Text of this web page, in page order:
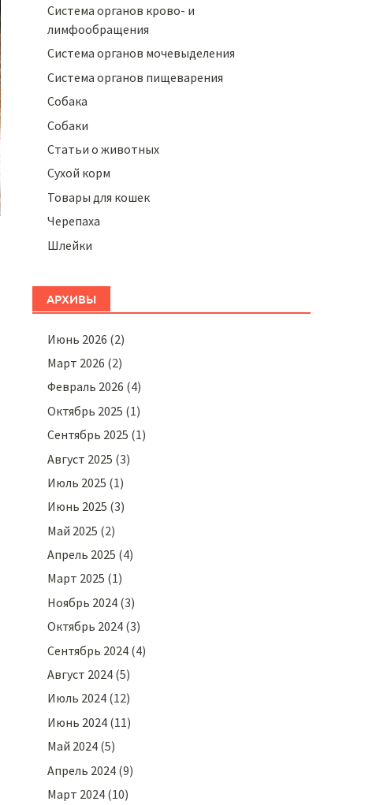
Система органов крово- и
лимфообращения
Система органов мочевыделения
Система органов пищеварения
Собака
Собаки
Статьи о животных
Сухой корм
Товары для кошек
Черепаха
Шлейки
АРХИВЫ
Июнь 2026 (2)
Март 2026 (2)
Февраль 2026 (4)
Октябрь 2025 (1)
Сентябрь 2025 (1)
Август 2025 (3)
Июль 2025 (1)
Июнь 2025 (3)
Май 2025 (2)
Апрель 2025 (4)
Март 2025 (1)
Ноябрь 2024(3)
Октябрь 2024(3)
Сентябрь 2024(4)
Август 2024(5)
Июль 2024(12)
Июнь 2024(11)
Май 2024(5)
Апрель 2024(9)
Март 2024(10)